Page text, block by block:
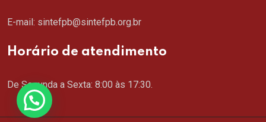
E-mail: sintefpb@sintefpb.org.br
Horário de atendimento
De Segunda a Sexta: 8:00 às 17:30.